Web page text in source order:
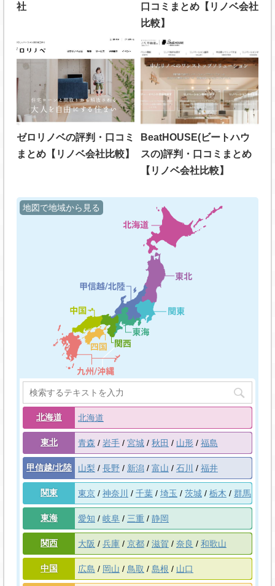
社
口コミまとめ【リノベ会社
比較】
ゼロリノベの評判・口コミ
まとめ【リノベ会社比較】
BeatHOUSE(ビートハウ
スの)評判・口コミまとめ
【リノベ会社比較】
地図で地域から見る
北海道 北海道
東北 青森 岩手 宮城 秋田 山形 福島
甲信越/北陸 山梨 長野 新潟 富山 石川 福井
関東 東京 神奈川 千葉 埼玉 茨城 栃木 群馬
東海 愛知 岐阜 三重 静岡
関西 大阪 兵庫 京都 滋賀 奈良 和歌山
中国 広島 岡山 鳥取 島根 山口